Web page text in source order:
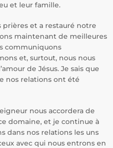
et leur famille.
prières et a restauré notre
maintenant de meilleures
communiquons
et, surtout, nous nous
de Jésus. Je sais que
nos relations ont été
nous accordera de
domaine, et je continue à
dans nos relations les uns
avec qui nous entrons en